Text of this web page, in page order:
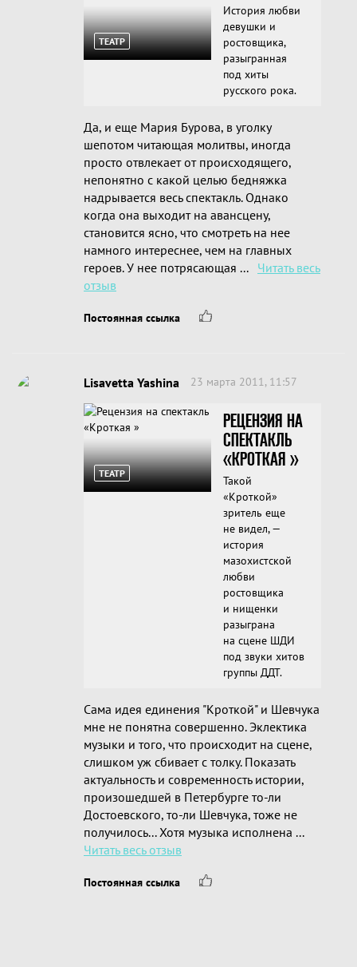
ТЕАТР
История любви
девушки и
ростовщика,
разыгранная
под хиты
русского рока.
Да, и еще Мария Бурова, в уголку
шепотом читающая молитвы, иногда
просто отвлекает от происходящего,
непонятно с какой целью бедняжка
надрывается весь спектакль. Однако
когда она выходит на авансцену,
становится ясно, что смотреть на нее
намного интереснее, чем на главных
героев. У нее потрясающая ... Читать весь
отзыв
Постоянная ссылка
Lisavetta Yashina 23 марта 2011, 11:57
ТЕАТР
РЕЦЕНЗИЯ НА
СПЕКТАКЛЬ
«КРОТКАЯ »
Такой
«Кроткой»
зритель еще
не видел, —
история
мазохистской
любви
ростовщика
и нищенки
разыграна
на сцене ШДИ
под звуки хитов
группы ДДТ.
Сама идея единения "Кроткой" и Шевчука
мне не понятна совершенно. Эклектика
музыки и того, что происходит на сцене,
слишком уж сбивает с толку. Показать
актуальность и современность истории,
произошедшей в Петербурге то-ли
Достоевского, то-ли Шевчука, тоже не
получилось... Хотя музыка исполнена ...
Читать весь отзыв
Постоянная ссылка